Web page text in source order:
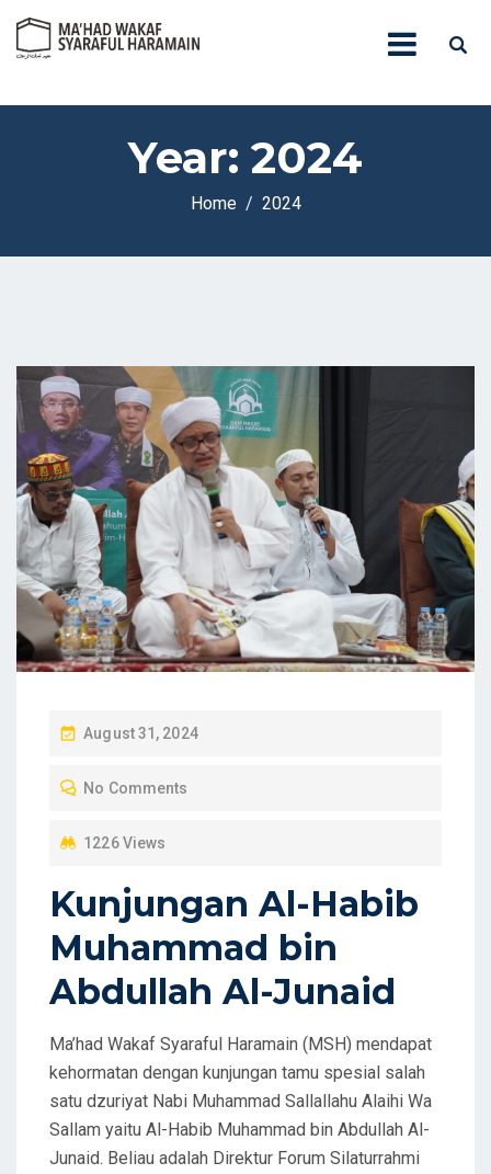
Year: 2024
Home 2024
P
S
O
August 31, 2024
No Comments
1226 Views
Kunjungan Al-Habib
Muhammad bin
Abdullah Al-Junaid
Ma’had Wakaf Syaraful Haramain (MSH) mendapat
kehormatan dengan kunjungan tamu spesial salah
satu dzuriyat Nabi Muhammad Sallallahu Alaihi Wa
Sallam yaitu Al-Habib Muhammad bin Abdullah Al-
Junaid. Beliau adalah Direktur Forum Silaturrahmi